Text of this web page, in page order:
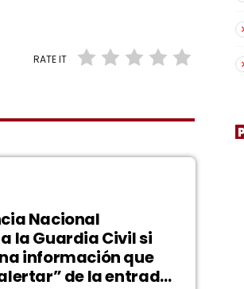
RATE IT
Nacional
la Guardia Civil si
información que
de la entrada